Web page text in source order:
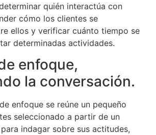
quién interactúa con
cómo los clientes se
ellos y verificar cuánto tiempo se
determinadas actividades.
enfoque,
la conversación.
enfoque se reúne un pequeño
seleccionado a partir de un
indagar sobre sus actitudes,